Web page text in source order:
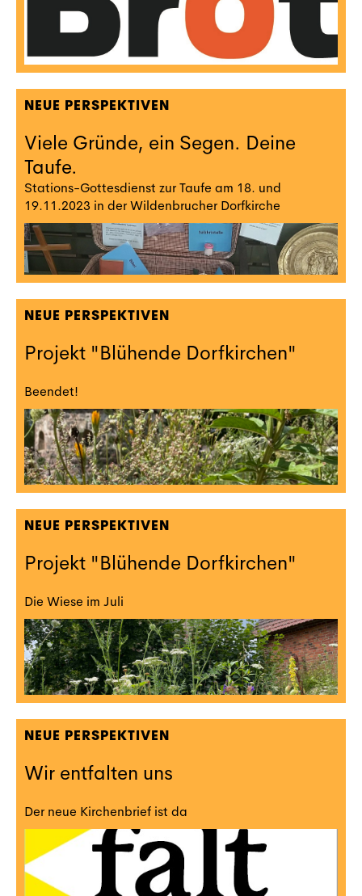
NEUE PERSPEKTIVEN
Viele Gründe, ein Segen. Deine
Taufe.
Stations-Gottesdienst zur Taufe am 18. und
19.11.2023 in der Wildenbrucher Dorfkirche
NEUE PERSPEKTIVEN
Projekt "Blühende Dorfkirchen"
Beendet!
NEUE PERSPEKTIVEN
Projekt "Blühende Dorfkirchen"
Die Wiese im Juli
NEUE PERSPEKTIVEN
Wir entfalten uns
Der neue Kirchenbrief ist da